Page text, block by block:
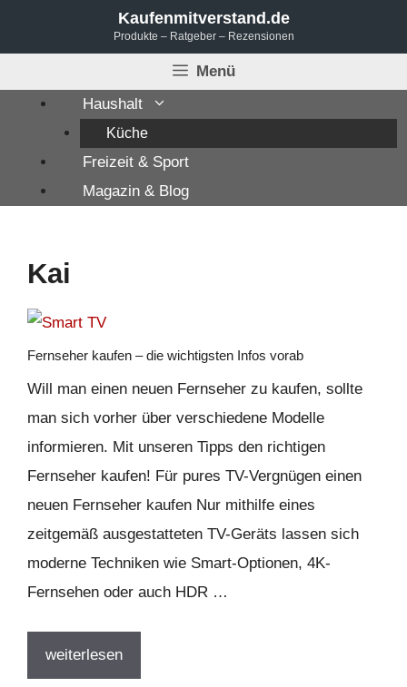
Kaufenmitverstand.de
Produkte – Ratgeber – Rezensionen
Menü
Haushalt
Küche
Freizeit & Sport
Magazin & Blog
Kai
Fernseher kaufen – die wichtigsten Infos vorab
Will man einen neuen Fernseher zu kaufen, sollte
man sich vorher über verschiedene Modelle
informieren. Mit unseren Tipps den richtigen
Fernseher kaufen! Für pures TV-Vergnügen einen
neuen Fernseher kaufen Nur mithilfe eines
zeitgemäß ausgestatteten TV-Geräts lassen sich
moderne Techniken wie Smart-Optionen, 4K-
Fernsehen oder auch HDR …
weiterlesen